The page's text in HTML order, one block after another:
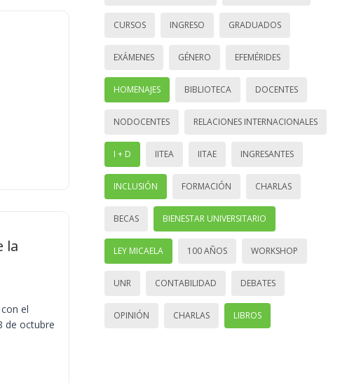
la
el
de octubre
CURSOS INGRESO GRADUADOS
EXÁMENES GÉNERO EFEMÉRIDES
HOMENAJES BIBLIOTECA DOCENTES
NODOCENTES RELACIONES INTERNACIONALES
I + D IITEA IITAE INGRESANTES
INCLUSIÓN FORMACIÓN CHARLAS
BECAS BIENESTAR UNIVERSITARIO
LEY MICAELA 100 AÑOS WORKSHOP
UNR CONTABILIDAD DEBATES
OPINIÓN CHARLAS LIBROS